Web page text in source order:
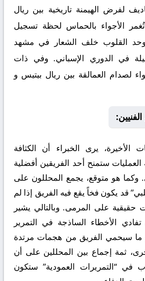
لفرض الهيمنة تاريخية بين ريال
الأجواء بالحماس لحظة تسجيل
القلوب خلف الشعار في مشهد
في الدوري الإسباني. وفي ذات
لصدام العمالقة بين ريال بيتيس و
الأخيرة، يرى الخبراء أن الكثافة
ستمنح أحد الفريقين أفضلية
وكما هو متوقع، يجمع المحللون على
قد يكون فخاً يقع فيه الفريق إذا لم
حقيقية على المرمى. وبالتالي يشير
الأخطاء الساذجة في التمرير
سيحمي الفريق من هجمات مرتدة
ثمة إجماع بين المحللين على أن
في “التمريرات العمودية” ستكون